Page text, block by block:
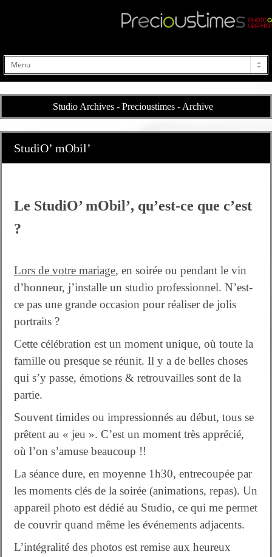
Studio Archives - Precioustimes - Archive
StudiO’ mObil’
Le StudiO’ mObil’, qu’est-ce que c’est
?
Lors de votre mariage, en soirée ou pendant le vin
d’honneur, j’installe un studio professionnel. N’est-
ce pas une grande occasion pour réaliser de jolis
portraits ?
Cette célébration est un moment unique, où toute la
famille ou presque se réunit. Il y a de belles choses
qui s’y passe, émotions & retrouvailles sont de la
partie.
Souvent timides ou impressionnés au début, tous se
prêtent au « jeu ». C’est un moment très apprécié,
où l’on s’amuse beaucoup !!
La séance dure, en moyenne 1h30, entrecoupée par
les moments clés de la soirée (animations, repas). Un
appareil photo est dédié au Studio, ce qui me permet
de couvrir quand même les événements adjacents.
L’intégralité des photos est remise aux heureux